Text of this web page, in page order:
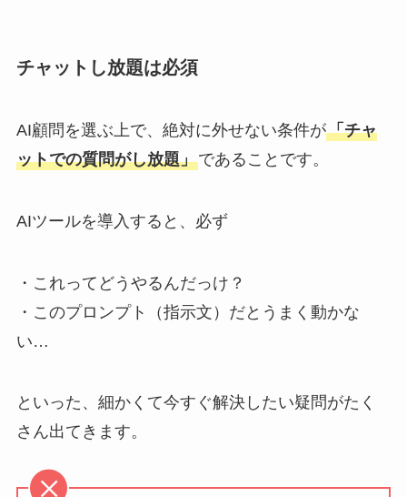
チャットし放題は必須
AI顧問を選ぶ上で、絶対に外せない条件が「チャ
ットでの質問がし放題」であることです。
AIツールを導入すると、必ず
・これってどうやるんだっけ？
・このプロンプト（指示文）だとうまく動かな
い…
といった、細かくて今すぐ解決したい疑問がたく
さん出てきます。